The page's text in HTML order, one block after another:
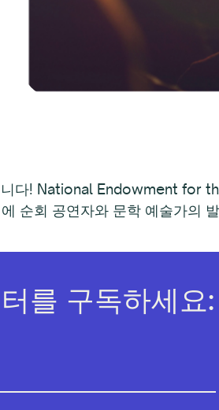
다! National Endowment for
순회 공연자와 문학 예술가의
를 구독하세요: